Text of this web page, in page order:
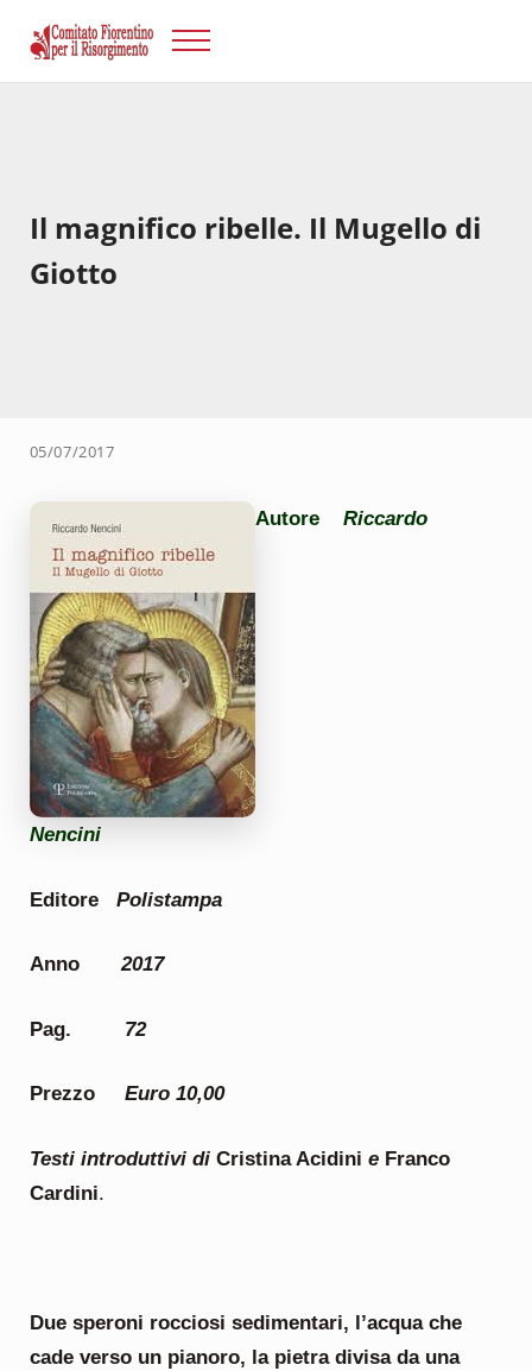
Risorgimento Firenze
Menu
Il magnifico ribelle. Il Mugello di
Giotto
05/07/2017
Autore Riccardo
Nencini
Editore Polistampa
Anno2017
Pag. 72
Prezzo Euro 10,00
Testi introduttivi di Cristina Acidini e Franco
Cardini.
Due speroni rocciosi sedimentari, l’acqua che
cade verso un pianoro, la pietra divisa da una